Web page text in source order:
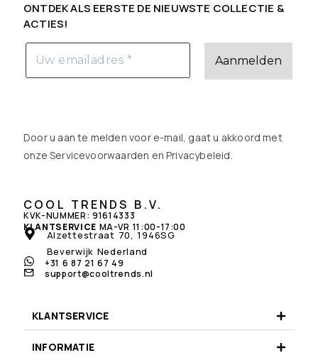
ONTDEK ALS EERSTE DE NIEUWSTE COLLECTIE &
ACTIES!
Door u aan te melden voor e-mail, gaat u akkoord met
onze Servicevoorwaarden enPrivacybeleid.
COOL TRENDS B.V.
KVK-NUMMER: 91614333
KLANTSERVICE MA-VR 11:00-17:00
Alzettestraat 70, 1946SG
Beverwijk Nederland
+31 6 87 21 67 49
support@cooltrends.nl
KLANTSERVICE
INFORMATIE